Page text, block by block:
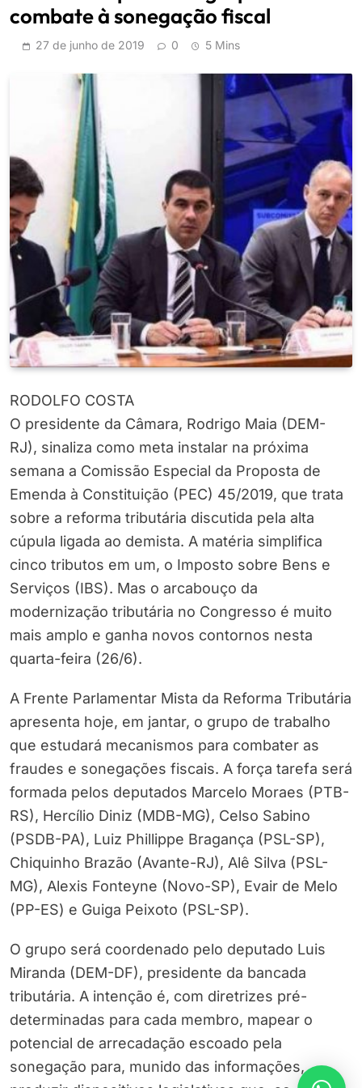
combate à sonegação fiscal
27 de junho de 2019 0 5 Mins
RODOLFO COSTA
O presidente da Câmara, Rodrigo Maia (DEM-
RJ), sinaliza como meta instalar na próxima
semana a Comissão Especial da Proposta de
Emenda à Constituição (PEC) 45/2019, que trata
sobre a reforma tributária discutida pela alta
cúpula ligada ao demista. A matéria simplifica
cinco tributos em um, o Imposto sobre Bens e
Serviços (IBS). Mas o arcabouço da
modernização tributária no Congresso é muito
mais amplo e ganha novos contornos nesta
quarta-feira (26/6).
A Frente Parlamentar Mista da Reforma Tributária
apresenta hoje, em jantar, o grupo de trabalho
que estudará mecanismos para combater as
fraudes e sonegações fiscais. A força tarefa será
formada pelos deputados Marcelo Moraes (PTB-
RS), Hercílio Diniz (MDB-MG), Celso Sabino
(PSDB-PA), Luiz Phillippe Bragança (PSL-SP),
Chiquinho Brazão (Avante-RJ), Alê Silva (PSL-
MG), Alexis Fonteyne (Novo-SP), Evair de Melo
(PP-ES) e Guiga Peixoto (PSL-SP).
O grupo será coordenado pelo deputado Luis
Miranda (DEM-DF), presidente da bancada
tributária. A intenção é, com diretrizes pré-
determinadas para cada membro, mapear o
potencial de arrecadação escoado pela
sonegação para, munido das informações,